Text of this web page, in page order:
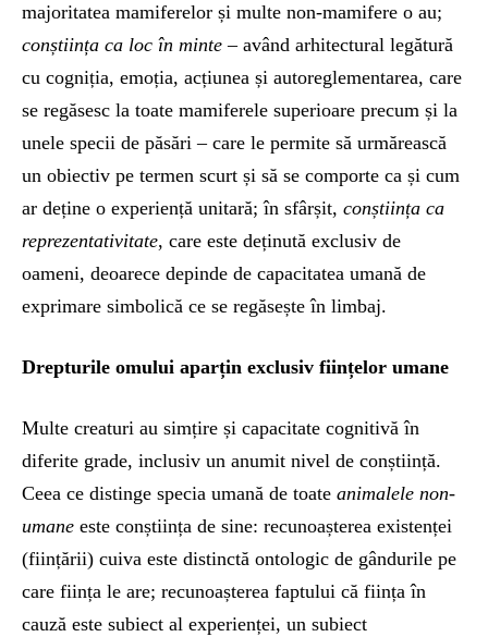
majoritatea mamiferelor și multe non-mamifere o au;
conștiința ca loc în minte – având arhitectural legătură
cu cogniția, emoția, acțiunea și autoreglementarea, care
se regăsesc la toate mamiferele superioare precum și la
unele specii de păsări – care le permite să urmărească
un obiectiv pe termen scurt și să se comporte ca și cum
ar deține o experiență unitară; în sfârșit, conștiința ca
reprezentativitate, care este deținută exclusiv de
oameni, deoarece depinde de capacitatea umană de
exprimare simbolică ce se regăsește în limbaj.
Drepturile omului aparțin exclusiv ființelor umane
Multe creaturi au simțire și capacitate cognitivă în
diferite grade, inclusiv un anumit nivel de conștiință.
Ceea ce distinge specia umană de toate animalele non-
umane este conștiința de sine: recunoașterea existenței
(ființării) cuiva este distinctă ontologic de gândurile pe
care ființa le are; recunoașterea faptului că ființa în
cauză este subiect al experienței, un subiect